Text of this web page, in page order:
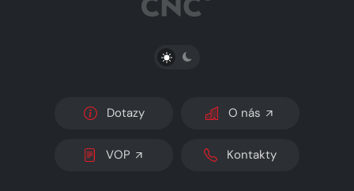
PŘEPNOUT SVĚTLÝ/TMAVÝ REŽIM
Dotazy O nás
VOP Kontakty